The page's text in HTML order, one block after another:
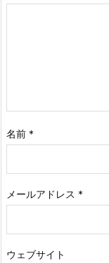
名前 *
メールアドレス *
ウェブサイト